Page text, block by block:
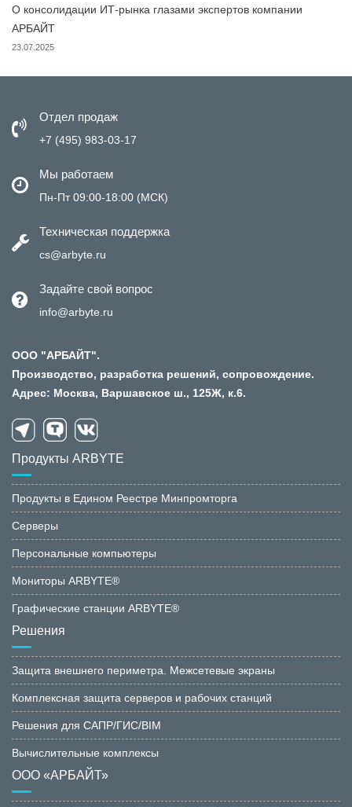
О консолидации ИТ-рынка глазами экспертов компании
АРБАЙТ
23.07.2025
Отдел продаж
+7 (495) 983-03-17
Мы работаем
Пн-Пт 09:00-18:00 (МСК)
Техническая поддержка
cs@arbyte.ru
Задайте свой вопрос
info@arbyte.ru
ООО "АРБАЙТ".
Производство, разработка решений, сопровождение.
Адрес: Москва, Варшавское ш., 125Ж, к.6.
Продукты ARBYTE
Продукты в Едином Реестре Минпромторга
Серверы
Персональные компьютеры
Мониторы ARBYTE®
Графические станции ARBYTE®
Решения
Защита внешнего периметра. Межсетевые экраны
Комплексная защита серверов и рабочих станций
Решения для САПР/ГИС/BIM
Вычислительные комплексы
ООО «АРБАЙТ»